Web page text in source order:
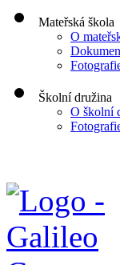
Mateřská škola
O
Školní družina
O školní